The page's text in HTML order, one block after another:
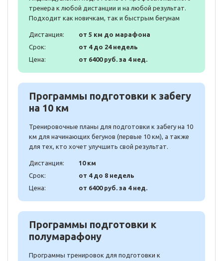
тренера к любой дистанции и на любой результат.
Подходит как новичкам, так и быстрым бегунам
Дистанция:
от 5 км до марафона
Срок:
от 4 до 24 недель
Цена:
от 6400 руб. за 4 нед.
Программы подготовки к забегу
на 10 км
Тренировочные планы для подготовки к забегу на 10
км для начинающих бегунов (первые 10 км), а также
для тех, кто хочет улучшить свой результат.
Дистанция:
10 км
Срок:
от 4 до 8 недель
Цена:
от 6400 руб. за 4 нед.
Программы подготовки к
полумарафону
Программы тренировок для подготовки к